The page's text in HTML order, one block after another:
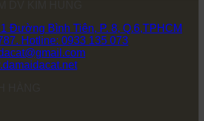
Đường Bình Tiên, P. 8, Q.6,TPHCM
Hotline: 0933 135 073